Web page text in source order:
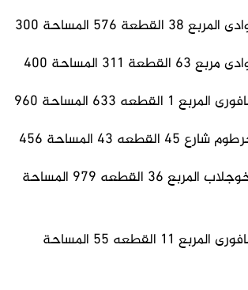
576 المساحة 300
311 المساحة 400
633 المساحة 960
43 المساحة 456
الخرطوم بحرى الخوجلاب المربع 36 القطعه 979 المساحة
الخرطوم بحرى كـافورى المربع 11 القطعه 55 المساحة